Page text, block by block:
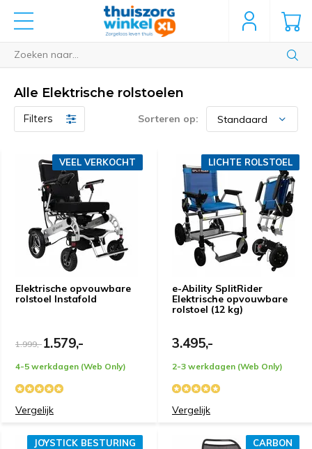
Alle Elektrische rolstoelen
Filters Sorteren op:
Elektrische opvouwbare
rolstoel Instafold
VEEL VERKOCHT
1.999,-1.579,-
4-5 werkdagen (Web Only)
Vergelijk
e-Ability SplitRider
Elektrische opvouwbare
rolstoel (12 kg)
LICHTE ROLSTOEL
3.495,-
2-3 werkdagen (Web Only)
Vergelijk
JOYSTICK BESTURING CARBON